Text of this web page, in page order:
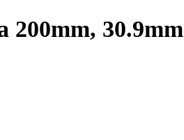
200mm, 30.9mm